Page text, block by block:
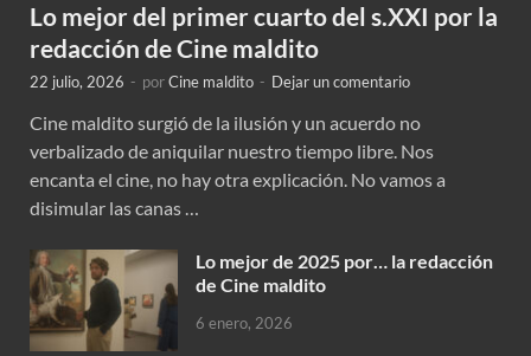
Lo mejor del primer cuarto del s.XXI por la
redacción de Cine maldito
22 julio, 2026 - porCine maldito - Dejar un comentario
Cine maldito surgió de la ilusión y un acuerdo no
verbalizado de aniquilar nuestro tiempo libre. Nos
encanta el cine, no hay otra explicación. No vamos a
disimular las canas …
Lo mejor de 2025 por… la redacción
de Cine maldito
6 enero, 2026